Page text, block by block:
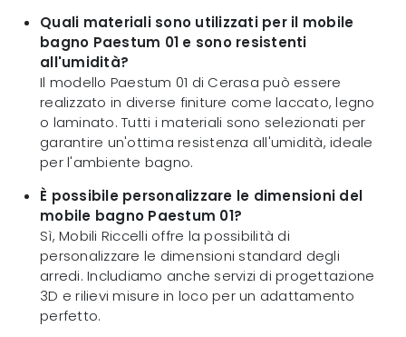
Quali materiali sono utilizzati per il mobile
bagno Paestum 01 e sono resistenti
all'umidità?
Il modello Paestum 01 di Cerasa può essere
realizzato in diverse finiture come laccato, legno
o laminato. Tutti i materiali sono selezionati per
garantire un'ottima resistenza all'umidità, ideale
per l'ambiente bagno.
È possibile personalizzare le dimensioni del
mobile bagno Paestum 01?
Sì, Mobili Riccelli offre la possibilità di
personalizzare le dimensioni standard degli
arredi. Includiamo anche servizi di progettazione
3D e rilievi misure in loco per un adattamento
perfetto.